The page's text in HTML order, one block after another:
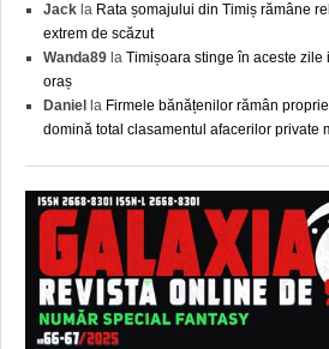
Jack la Rata șomajului din Timiș rămâne
extrem de scăzut
Wanda89 la Timișoara stinge în aceste
oraș
Daniel la Firmele bănățenilor rămân
domină total clasamentul afacerilor private